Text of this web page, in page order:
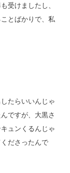
受けましたし、
とばかりで、私
たらいいんじゃ
ですが、大黒さ
ュンくるんじゃ
ださったんで